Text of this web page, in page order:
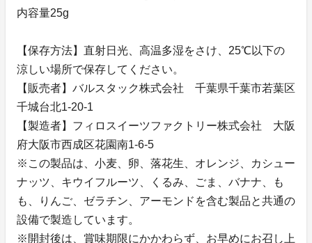
内容量25g
【保存方法】直射日光、高温多湿をさけ、25℃以下の
涼しい場所で保存してください。
【販売者】バルスタック株式会社 千葉県千葉市若葉区
千城台北1-20-1
【製造者】フィロスイーツファクトリー株式会社 大阪
府大阪市西成区花園南1-6-5
※この製品は、小麦、卵、落花生、オレンジ、カシュー
ナッツ、キウイフルーツ、くるみ、ごま、バナナ、も
も、りんご、ゼラチン、アーモンドを含む製品と共通の
設備で製造しています。
※開封後は、賞味期限にかかわらず、お早めにお召し上